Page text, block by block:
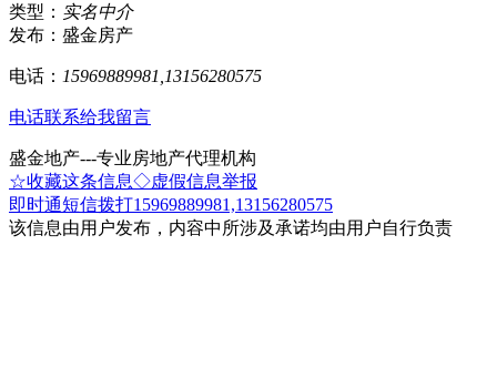
类型： 实名中介
发布：盛金房产
电话： 15969889981,13156280575
电话联系给我留言
盛金地产---专业房地产代理机构
☆收藏这条信息◇虚假信息举报
即时通短信拨打15969889981,13156280575
该信息由用户发布，内容中所涉及承诺均由用户自行负责